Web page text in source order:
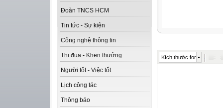
Đoàn TNCS HCM
Tin tức - Sự kiện
Công nghệ thông tin
Thi đua - Khen thưởng
Người tốt - Việc tốt
Lịch công tác
Thông báo
Kích thước font